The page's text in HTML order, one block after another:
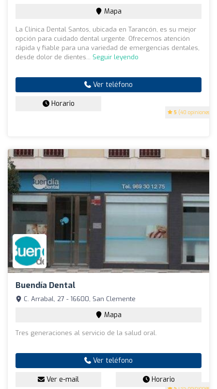
5 (40 opiniones)
Mapa
La Clínica Dental Santos, ubicada en Tarancón, es su mejor
opción para cuidado dental urgente. Ofrecemos atención
rápida y fiable para una variedad de emergencias dentales,
desde dolor de dientes... Seguir leyendo
Ver teléfono
Horario
Buendía Dental
C. Arrabal, 27 - 16600, San Clemente
Mapa
Tres generaciones al servicio de la salud oral.
Ver teléfono
Ver e-mail Horario